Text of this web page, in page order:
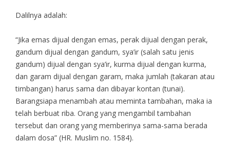
Dalilnya adalah:
“Jika emas dijual dengan emas, perak dijual dengan perak,
gandum dijual dengan gandum, sya’ir (salah satu jenis
gandum) dijual dengan sya’ir, kurma dijual dengan kurma,
dan garam dijual dengan garam, maka jumlah (takaran atau
timbangan) harus sama dan dibayar kontan (tunai).
Barangsiapa menambah atau meminta tambahan, maka ia
telah berbuat riba. Orang yang mengambil tambahan
tersebut dan orang yang memberinya sama-sama berada
dalam dosa” (HR. Muslim no. 1584).